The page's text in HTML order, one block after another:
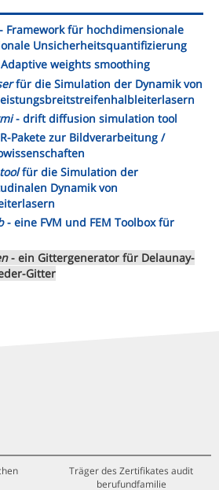
Framework für hochdimensionale
Unsicherheitsquantifizierung
weights smoothing
für die Simulation der Dynamik von
- drift diffusion simulation tool
R-Pakete zur Bildverarbeitung /
für die Simulation der
Dynamik von
- eine FVM und FEM Toolbox für
- ein Gittergenerator für Delaunay-
Gitter
Träger des Zertifikates audit
berufundfamilie